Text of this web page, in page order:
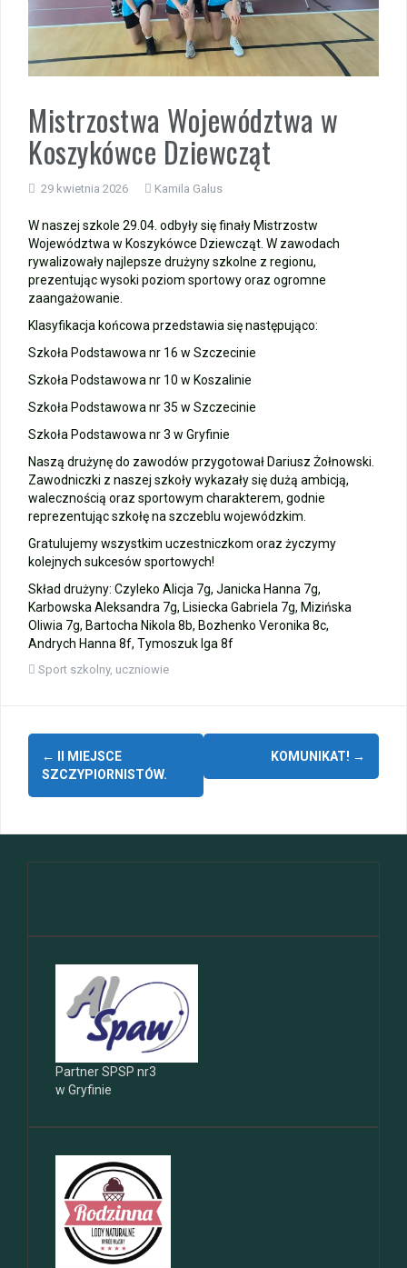
Wycieczka klasy 3b i 3d do Zieleniewa i Kołobrzegu
„Ostatni zamek „
🌊🏰 Wycieczka do Trójmiasta i Malborka 🏰🌊
📚🧇🍧PODZIĘKOWANIA🍧🧇📚
Ósme miejsce w województwie i brązowy medal indywidualnie!
Nasi lekkoatleci w czołówce województwa!
Mistrzostwa Województwa w
Koszykówce Dziewcząt
29 kwietnia 2026 Kamila Galus
W naszej szkole 29.04. odbyły się finały Mistrzostw
Województwa w Koszykówce Dziewcząt. W zawodach
rywalizowały najlepsze drużyny szkolne z regionu,
prezentując wysoki poziom sportowy oraz ogromne
zaangażowanie.
Klasyfikacja końcowa przedstawia się następująco:
Szkoła Podstawowa nr 16 w Szczecinie
Szkoła Podstawowa nr 10 w Koszalinie
Szkoła Podstawowa nr 35 w Szczecinie
Szkoła Podstawowa nr 3 w Gryfinie
Naszą drużynę do zawodów przygotował Dariusz Żołnowski.
Zawodniczki z naszej szkoły wykazały się dużą ambicją,
walecznością oraz sportowym charakterem, godnie
reprezentując szkołę na szczeblu wojewódzkim.
Gratulujemy wszystkim uczestniczkom oraz życzymy
kolejnych sukcesów sportowych!
Skład drużyny: Czyleko Alicja 7g, Janicka Hanna 7g,
Karbowska Aleksandra 7g, Lisiecka Gabriela 7g, Mizińska
Oliwia 7g, Bartocha Nikola 8b, Bozhenko Veronika 8c,
Andrych Hanna 8f, Tymoszuk Iga 8f
Sport szkolny, uczniowie
Zobacz
wpisy
← II MIEJSCE
SZCZYPIORNISTÓW.
KOMUNIKAT! →
Partner SPSP nr3
w Gryfinie